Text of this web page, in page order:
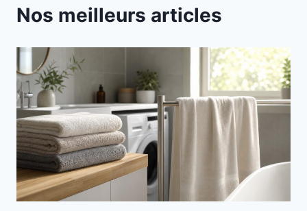
Nos meilleurs articles